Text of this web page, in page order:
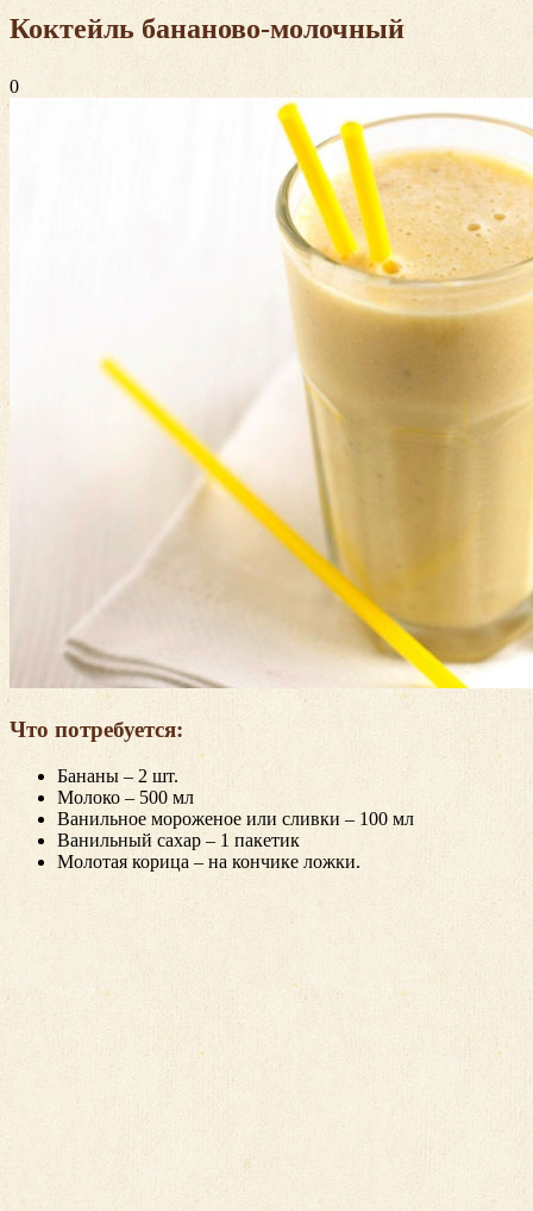
Коктейль бананово-молочный
0
Что потребуется:
Бананы – 2 шт.
Молоко – 500 мл
Ванильное мороженое или сливки – 100 мл
Ванильный сахар – 1 пакетик
Молотая корица – на кончике ложки.